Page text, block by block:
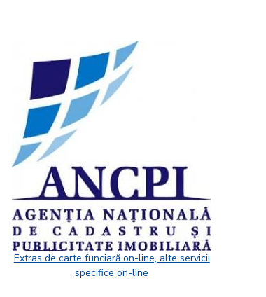
Extras de carte funciară on-line, alte servicii
specifice on-line